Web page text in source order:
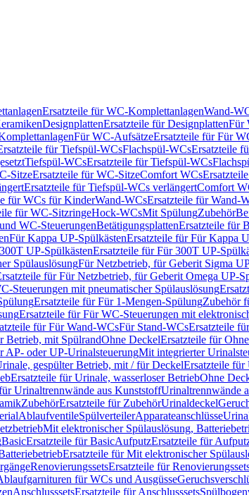
Ersatzteile für WC-KomplettanlagenWand-
DesignplattenErsatzteile für DesignplattenFür
Für WC-AufsätzeErsatzteile für Für
für Tiefspül-WCsFlachspül-WCsErsatzteile
Tiefspül-WCsErsatzteile für Tiefspül-WCs
SitzeErsatzteile für WC-SitzeComfort WCs
Ersatzteile für Tiefspül-WCs verlängertComfort
für WCs für KinderWand-WCsErsatzteile für Wand-
für WC-SitzringeHock-WCsMit SpülungZubehör
WC-SteuerungenBetätigungsplattenErsatzteile für
Für Kappa UP-SpülkästenErsatzteile für Für Kappa
UP-SpülkästenErsatzteile für Für 300T UP-
SpülauslösungFür Netzbetrieb, für Geberit Sigma
für Für Netzbetrieb, für Geberit Omega UP-
Steuerungen mit pneumatischer Spülauslösung
Ersatzteile für Für 1-Mengen-SpülungZubehör
Ersatzteile für Für WC-Steuerungen mit
für Für Wand-WCsFür Stand-WCsErsatzteile
Betrieb, mit SpülrandOhne DeckelErsatzteile für
AP- oder UP-UrinalsteuerungMit integrierter
gespülter Betrieb, mit / für DeckelErsatzteile für
Ersatzteile für Urinale, wasserloser BetriebOhne
Urinaltrennwände aus KunststoffUrinaltrennwände
ZubehörErsatzteile für ZubehörUrinaldeckel
AblaufventileSpülverteilerApparateanschlüsse
Mit elektronischer Spülauslösung,
BasicErsatzteile für BasicAufputzErsatzteile für
Ersatzteile für Mit elektronischer
RenovierungssetsErsatzteile für
für WCs und Ausgüsse
AnschlusssetsErsatzteile für Anschlusssets